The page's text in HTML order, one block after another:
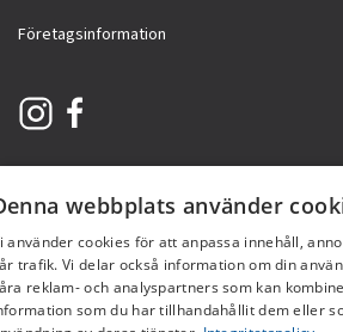
Företagsinformation
webbplats använder
använder cookies för att anpassa innehåll,
trafik. Vi delar också information om din
reklam- och analyspartners som kan
som du har tillhandahållit dem eller